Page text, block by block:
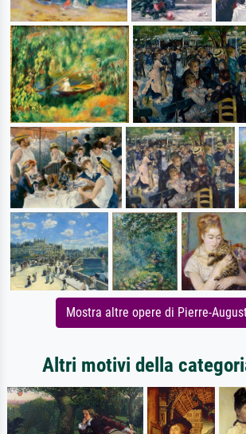
Mostra altre opere di Pierre-
Altri motivi della